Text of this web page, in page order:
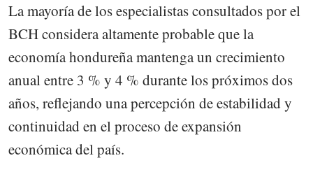
La mayoría de los especialistas consultados por el
BCH considera altamente probable que la
economía hondureña mantenga un crecimiento
anual entre 3 % y 4 % durante los próximos dos
años, reflejando una percepción de estabilidad y
continuidad en el proceso de expansión
económica del país.